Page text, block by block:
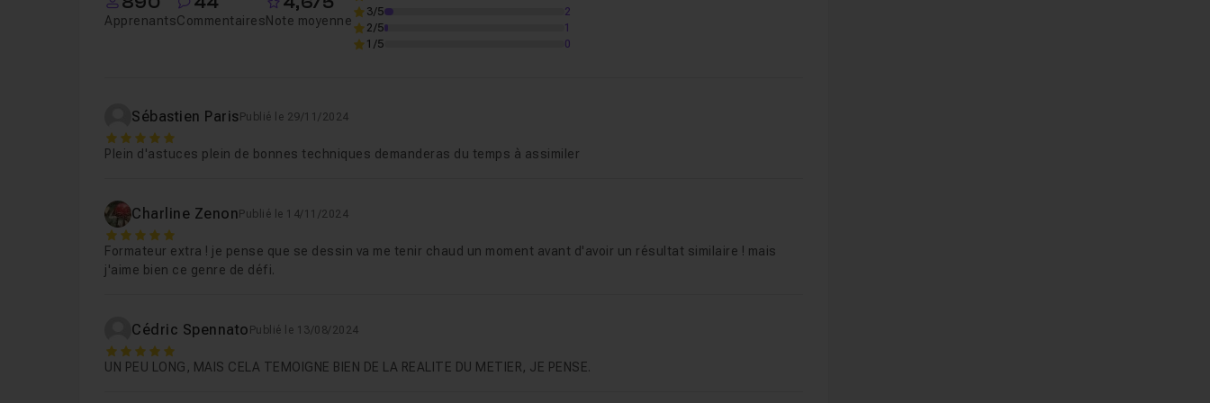
ApprenantsCommentairesNote moyenne
3/5
2
2/5
1
1/5
0
Sébastien Paris Publié le 29/11/2024
5
Plein d'astuces plein de bonnes techniques demanderas du temps à assimiler
Charline Zenon Publié le 14/11/2024
5
Formateur extra ! je pense que se dessin va me tenir chaud un moment avant d'avoir un résultat similaire ! mais
j'aime bien ce genre de défi.
Cédric Spennato Publié le 13/08/2024
5
UN PEU LONG, MAIS CELA TEMOIGNE BIEN DE LA REALITE DU METIER, JE PENSE.